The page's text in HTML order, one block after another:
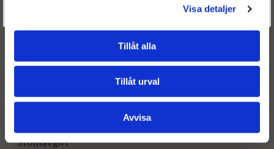
Visa detaljer
Tillåt alla
Tillåt urval
Avvisa
Leveranstiden normalt ca är 2-5 arbetsdagar.
Garanti:
Stomavgift
Välkommen tillbaka! Klicka här för att komma till dina sidor.
Givetvis går det även bra att handla utan att logga in.